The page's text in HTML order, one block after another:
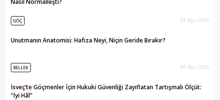
Nasıl Normalleşti?
GÖÇ 03 Ağu 2026
Unutmanın Anatomisi: Hafıza Neyi, Niçin Geride Bırakır?
BELLEK 04 Ağu 2026
İsveç’te Göçmenler İçin Hukuki Güvenliği Zayıflatan Tartışmalı Ölçüt:
“İyi Hâl”